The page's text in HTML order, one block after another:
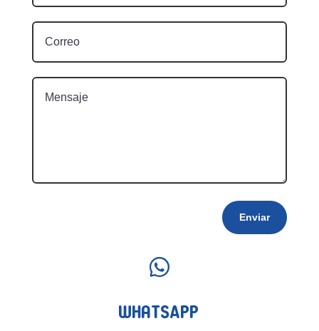
Enviar

WhatsApp